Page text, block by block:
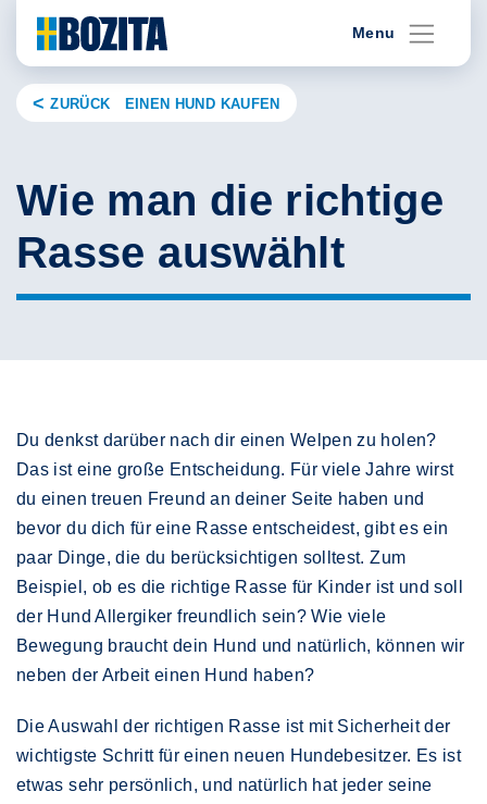
content
Menu
ZURÜCK EINEN HUND KAUFEN
Wie man die richtige
Rasse auswählt
Du denkst darüber nach dir einen Welpen zu holen?
Das ist eine große Entscheidung. Für viele Jahre wirst
du einen treuen Freund an deiner Seite haben und
bevor du dich für eine Rasse entscheidest, gibt es ein
paar Dinge, die du berücksichtigen solltest. Zum
Beispiel, ob es die richtige Rasse für Kinder ist und soll
der Hund Allergiker freundlich sein? Wie viele
Bewegung braucht dein Hund und natürlich, können wir
neben der Arbeit einen Hund haben?
Die Auswahl der richtigen Rasse ist mit Sicherheit der
wichtigste Schritt für einen neuen Hundebesitzer. Es ist
etwas sehr persönlich, und natürlich hat jeder seine